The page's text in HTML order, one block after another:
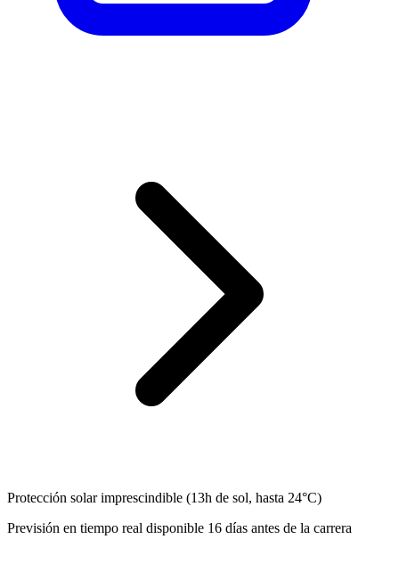
Protección solar imprescindible (13h de sol, hasta 24°C)
Previsión en tiempo real disponible 16 días antes de la carrera